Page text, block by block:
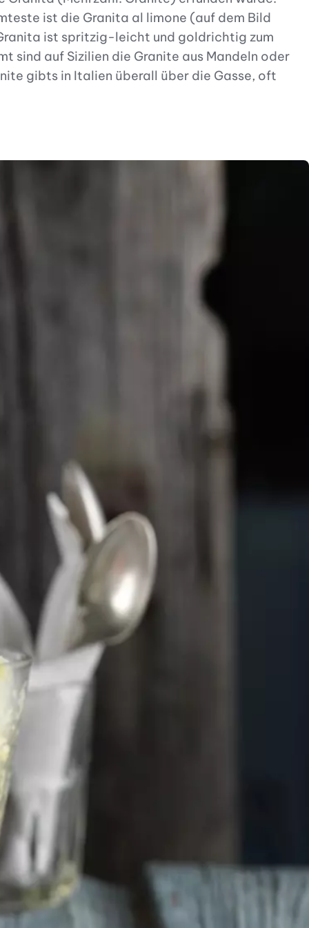
ist die Granita al limone (auf dem Bild
ist spritzig-leicht und goldrichtig zum
sind auf Sizilien die Granite aus Mandeln oder
gibts in Italien überall über die Gasse, oft